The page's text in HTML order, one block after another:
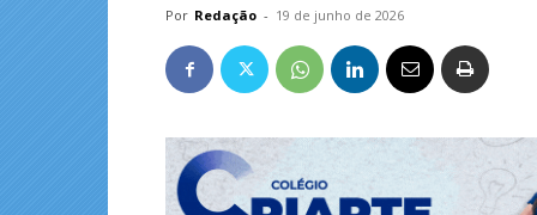
Por Redação - 19 de junho de 2026